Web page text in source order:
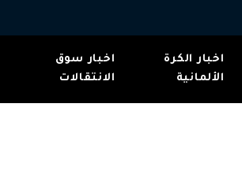
اخبار الكرة
الألمانية
اخبار سوق
الانتقالات